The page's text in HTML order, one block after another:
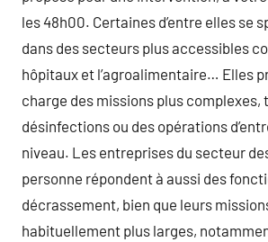
les 48h00. Certaines d’entre elles se
dans des secteurs plus accessibles
hôpitaux et l’agroalimentaire… Elles
charge des missions plus complexes,
désinfections ou des opérations
niveau. Les entreprises du secteur
personne répondent à aussi des
décrassement, bien que leurs
habituellement plus larges,